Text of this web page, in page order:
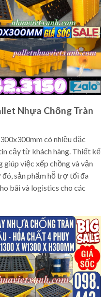
Nhựa Chống Tràn
có nhiều đặc
cậy từ khách hàng. Thiết kế
giúp việc xếp chồng và vận
đó, sản phẩm hỗ trợ tối đa
bãi và logistics cho các